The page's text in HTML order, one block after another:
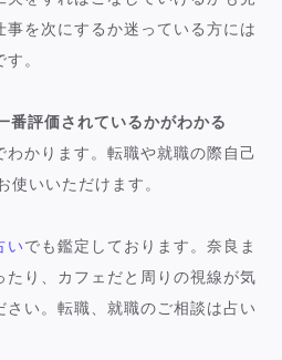
事を次にするか迷っている方には
。
番評価されているかがわかる
わかります。転職や就職の際自己
使いいただけます。
いでも鑑定しております。奈良ま
たり、カフェだと周りの視線が気
さい。転職、就職のご相談は占い